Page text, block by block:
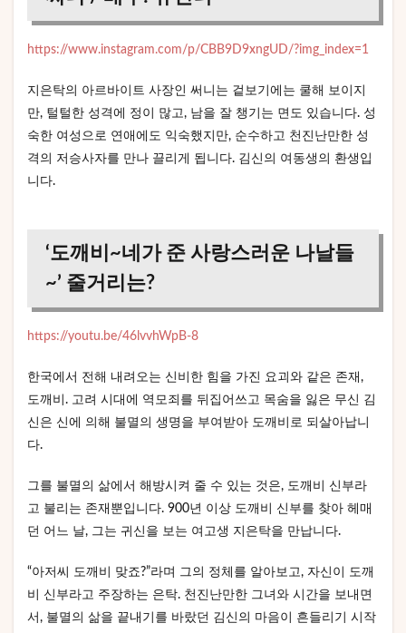
https://www.instagram.com/p/CBB9D9xngUD/?img_index=1
지은탁의 아르바이트 사장인 써니는 겉보기에는 쿨해 보이지
만, 털털한 성격에 정이 많고, 남을 잘 챙기는 면도 있습니다. 성
숙한 여성으로 연애에도 익숙했지만, 순수하고 천진난만한 성
격의 저승사자를 만나 끌리게 됩니다. 김신의 여동생의 환생입
니다.
‘도깨비~네가 준 사랑스러운 나날들
~’ 줄거리는?
https://youtu.be/46lvvhWpB-8
한국에서 전해 내려오는 신비한 힘을 가진 요괴와 같은 존재,
도깨비. 고려 시대에 역모죄를 뒤집어쓰고 목숨을 잃은 무신 김
신은 신에 의해 불멸의 생명을 부여받아 도깨비로 되살아납니
다.
그를 불멸의 삶에서 해방시켜 줄 수 있는 것은, 도깨비 신부라
고 불리는 존재뿐입니다. 900년 이상 도깨비 신부를 찾아 헤매
던 어느 날, 그는 귀신을 보는 여고생 지은탁을 만납니다.
“아저씨 도깨비 맞죠?”라며 그의 정체를 알아보고, 자신이 도깨
비 신부라고 주장하는 은탁. 천진난만한 그녀와 시간을 보내면
서, 불멸의 삶을 끝내기를 바랐던 김신의 마음이 흔들리기 시작